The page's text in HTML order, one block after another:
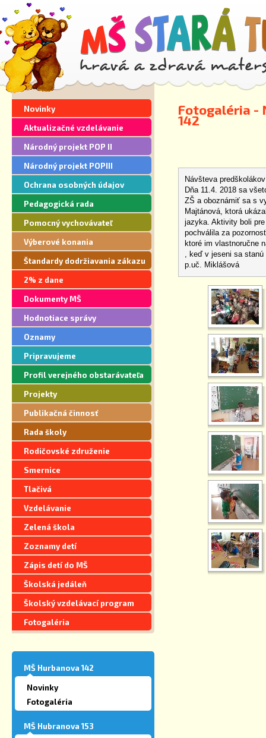
Novinky
Aktualizačné vzdelávanie
Národný projekt POP II
Národný projekt POPIII
Ochrana osobných údajov
Pedagogická rada
Pomocný vychovávateľ
Výberové konania
Štandardy dodržiavania zákazu
segregácie
2% z dane
Dokumenty MŠ
Hodnotiace správy
Oznamy
Pripravujeme
Profil verejného obstarávateľa
Projekty
Publikačná činnosť
Rada školy
Rodičovské združenie
Smernice
Tlačivá
Vzdelávanie
Zelená škola
Zoznamy detí
Zápis detí do MŠ
Školská jedáleň
Školský vzdelávací program
Fotogaléria
MŠ Hurbanova 142
Novinky
Fotogaléria
MŠ Hubranova 153
Fotogaléria -
142
Návšteva
Dňa 11.4. 2018 sa
ZŠ a oboznámiť sa s
Majtánová, ktorá
jazyka. Aktivity boli
pochválila za
ktoré im vlastnoručne
, keď v jeseni sa stanú
p.uč. Miklášová